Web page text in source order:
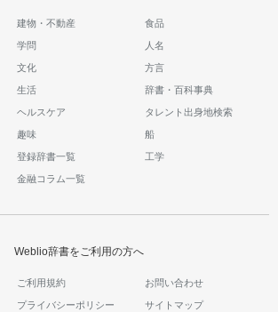
建物・不動産 食品
学問 人名
文化 方言
生活 辞書・百科事典
ヘルスケア タレント出身地検索
趣味 船
登録辞書一覧 工学
金融コラム一覧
Weblio辞書をご利用の方へ
ご利用規約 お問い合わせ
プライバシーポリシー サイトマップ